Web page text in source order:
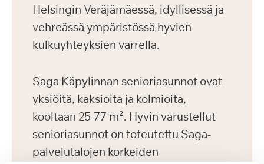
Helsingin Veräjämäessä, idyllisessä ja
vehreässä ympäristössä hyvien
kulkuyhteyksien varrella.
Saga Käpylinnan senioriasunnot ovat
yksiöitä, kaksioita ja kolmioita,
kooltaan 25-77 m². Hyvin varustellut
senioriasunnot on toteutettu Saga-
palvelutalojen korkeiden